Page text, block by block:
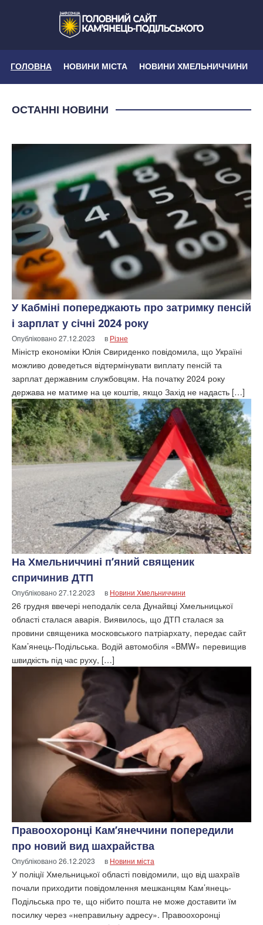
ГОЛОВНА НОВИНИ МІСТА НОВИНИ ХМЕЛЬНИЧЧИНИ
ОСТАННІ НОВИНИ
У Кабміні попереджають про затримку пенсій
і зарплат у січні 2024 року
Опубліковано27.12.2023 в Різне
Міністр економіки Юлія Свириденко повідомила, що Україні
можливо доведеться відтермінувати виплату пенсій та
зарплат державним службовцям. На початку 2024 року
держава не матиме на це коштів, якщо Захід не надасть […]
На Хмельниччині п’яний священик
спричинив ДТП
Опубліковано27.12.2023 в Новини Хмельниччини
26 грудня ввечері неподалік села Дунайвці Хмельницької
області сталася аварія. Виявилось, що ДТП сталася за
провини священика московського патріархату, передає сайт
Кам’янець-Подільська. Водій автомобіля «BMW» перевищив
швидкість під час руху, […]
Правоохоронці Кам’янеччини попередили
про новий вид шахрайства
Опубліковано26.12.2023 в Новини міста
У поліції Хмельницької області повідомили, що від шахраїв
почали приходити повідомлення мешканцям Кам’янець-
Подільська про те, що нібито пошта не може доставити їм
посилку через «неправильну адресу». Правоохоронці